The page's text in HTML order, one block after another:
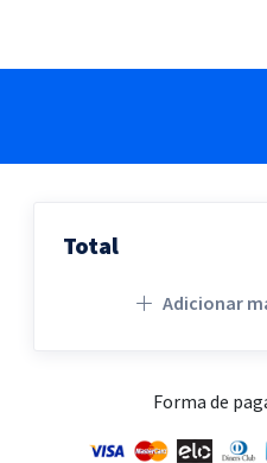
Total
Adicionar
Forma de